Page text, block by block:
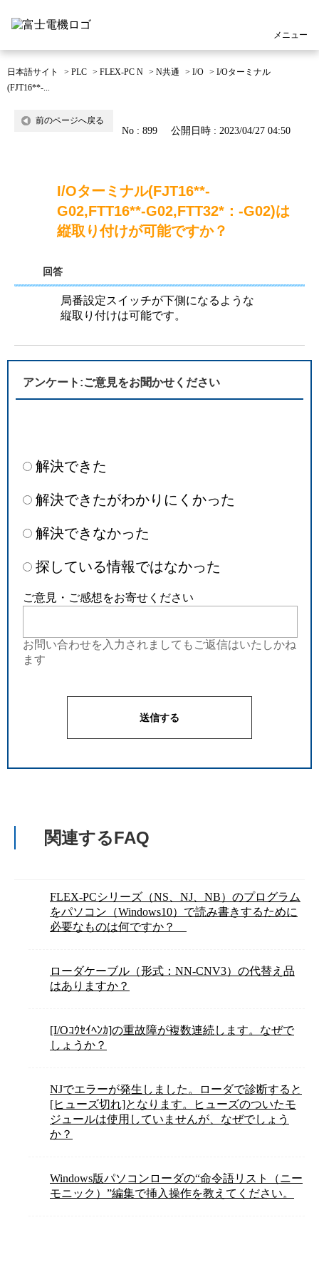
メニュー
日本語サイト > PLC > FLEX-PC N > N共通 > I/O > I/Oターミナル
(FJT16**-...
前のページへ戻る
No : 899 公開日時 : 2023/04/27 04:50
I/Oターミナル(FJT16**-
G02,FTT16**-G02,FTT32*：-G02)は
縦取り付けが可能ですか？
回答
局番設定スイッチが下側になるような
縦取り付けは可能です。
アンケート:ご意見をお聞かせください
解決できた
解決できたがわかりにくかった
解決できなかった
探している情報ではなかった
ご意見・ご感想をお寄せください
お問い合わせを入力されましてもご返信はいたしかね
ます
関連するFAQ
FLEX-PCシリーズ（NS、NJ、NB）のプログラム
をパソコン（Windows10）で読み書きするために
必要なものは何ですか？
ローダケーブル（形式：NN-CNV3）の代替え品
はありますか？
[I/Oｺｳｾｲﾍﾝｶ]の重故障が複数連続します。なぜで
しょうか？
NJでエラーが発生しました。ローダで診断すると
[ヒューズ切れ]となります。ヒューズのついたモ
ジュールは使用していませんが、なぜでしょう
か？
Windows版パソコンローダの“命令語リスト（ニー
モニック）”編集で挿入操作を教えてください。